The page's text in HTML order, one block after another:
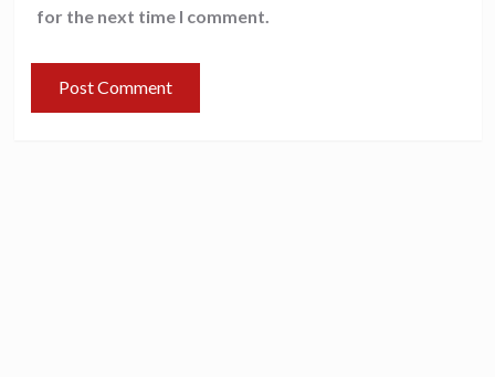
for the next time I comment.